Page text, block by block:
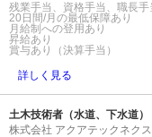
残業手当、資格手当、職長
20日間/月の最低保障あり
月給制への登用あり
昇給あり
賞与あり（決算手当）
詳しく見る
土木技術者（水道、下水道）
株式会社 アクアテックネクス